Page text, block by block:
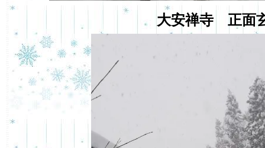
大安禅寺 正面